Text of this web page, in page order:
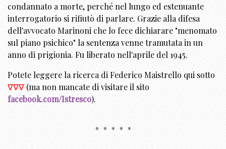
condannato a morte, perché nel lungo ed estenuante
interrogatorio si rifiutò di parlare. Grazie alla difesa
dell'avvocato Marinoni che lo fece dichiarare "menomato
sul piano psichico" la sentenza venne tramutata in un
anno di prigionia. Fu liberato nell'aprile del 1945.
Potete leggere la ricerca di Federico Maistrello qui sotto
∇∇∇ (ma non mancate di visitare il sito
facebook.com/Istresco).
* * * * *